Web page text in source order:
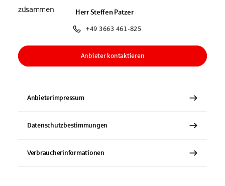
Herr Steffen Patzer
+49 3663 461-825
Anbieter kontaktieren
Anbieterimpressum
Datenschutzbestimmungen
Verbraucherinformationen